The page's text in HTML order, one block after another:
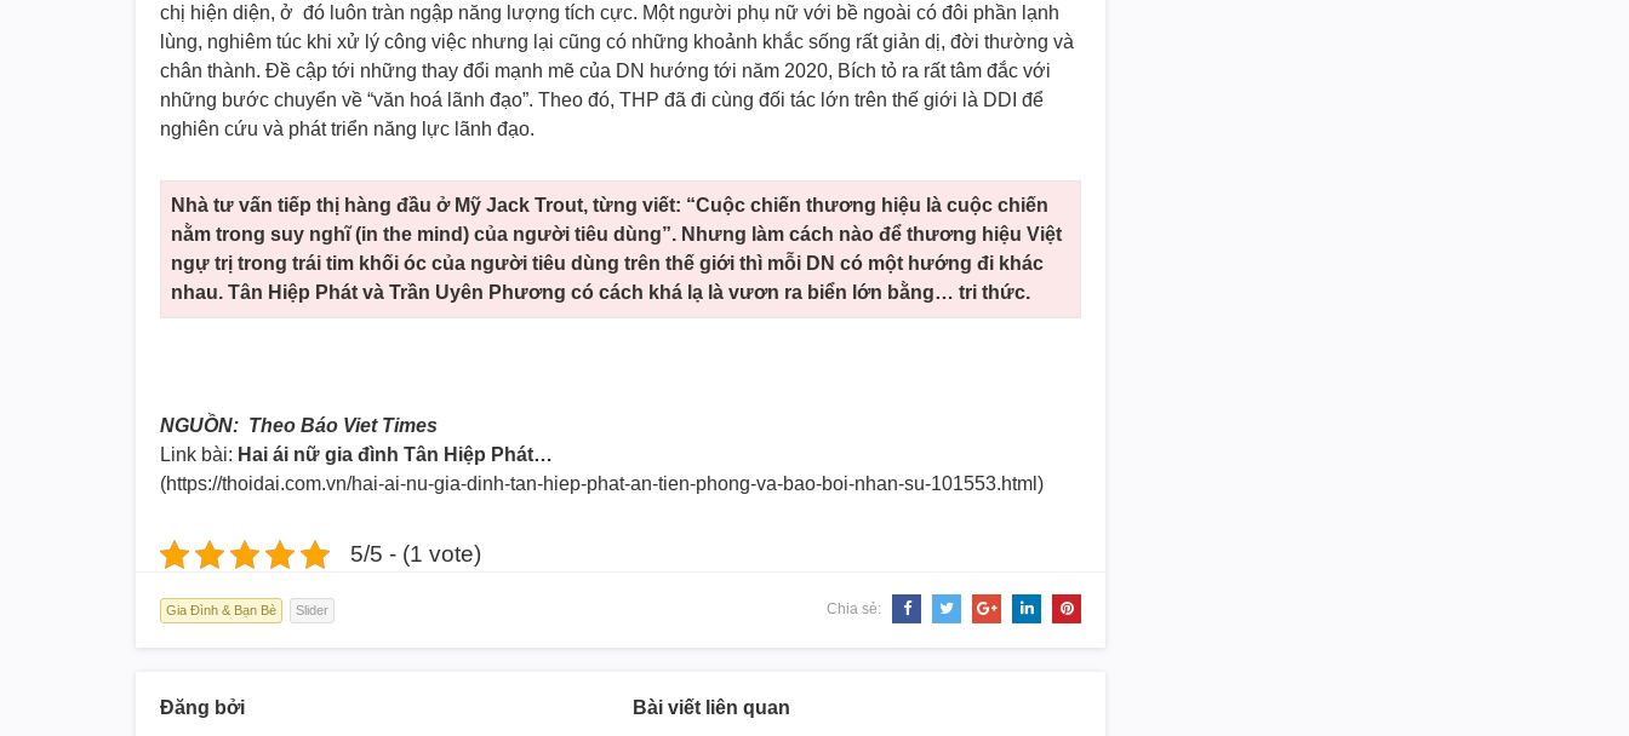
chị hiện diện, ở đó luôn tràn ngập năng lượng tích cực. Một người phụ nữ với bề ngoài có đôi phần lạnh
lùng, nghiêm túc khi xử lý công việc nhưng lại cũng có những khoảnh khắc sống rất giản dị, đời thường và
chân thành. Đề cập tới những thay đổi mạnh mẽ của DN hướng tới năm 2020, Bích tỏ ra rất tâm đắc với
những bước chuyển về “văn hoá lãnh đạo”. Theo đó, THP đã đi cùng đối tác lớn trên thế giới là DDI để
nghiên cứu và phát triển năng lực lãnh đạo.
Nhà tư vấn tiếp thị hàng đầu ở Mỹ Jack Trout, từng viết: “Cuộc chiến thương hiệu là cuộc chiến
nằm trong suy nghĩ (in the mind) của người tiêu dùng”. Nhưng làm cách nào để thương hiệu Việt
ngự trị trong trái tim khối óc của người tiêu dùng trên thế giới thì mỗi DN có một hướng đi khác
nhau. Tân Hiệp Phát và Trần Uyên Phương có cách khá lạ là vươn ra biển lớn bằng… tri thức.
NGUỒN: Theo Báo Viet Times
Link bài: Hai ái nữ gia đình Tân Hiệp Phát…
(https://thoidai.com.vn/hai-ai-nu-gia-dinh-tan-hiep-phat-an-tien-phong-va-bao-boi-nhan-su-101553.html)
5/5 - (1 vote)
Gia Đình & Bạn Bè Slider Chia sẻ:
Đăng bởi Bài viết liên quan